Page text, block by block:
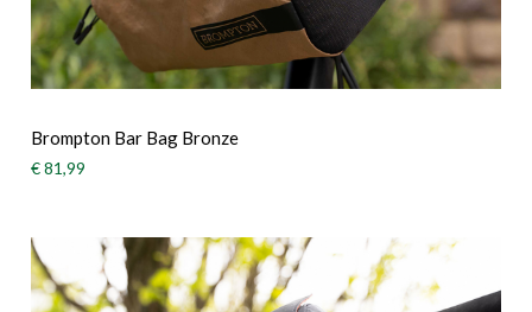
Brompton Bar Bag Bronze
€ 81,99